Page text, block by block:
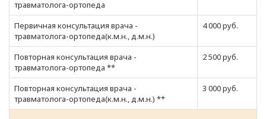
травматолога-ортопеда
Первичная консультация врача -
травматолога-ортопеда(к.м.н., д.м.н.)
4 000 руб.
Повторная консультация врача -
травматолога-ортопеда **
2 500 руб.
Повторная консультация врача -
травматолога-ортопеда(к.м.н., д.м.н.) **
3 000 руб.